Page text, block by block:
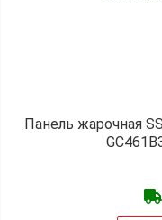
Панель жарочная